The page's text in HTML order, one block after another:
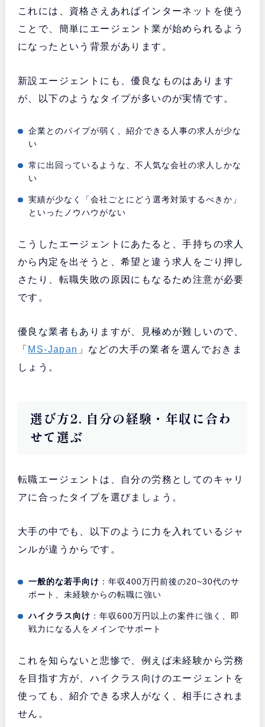
これには、資格さえあればインターネットを使う
ことで、簡単にエージェント業が始められるよう
になったという背景があります。
新設エージェントにも、優良なものはあります
が、以下のようなタイプが多いのが実情です。
企業とのパイプが弱く、紹介できる人事の求人が少な
い
常に出回っているような、不人気な会社の求人しかな
い
実績が少なく「会社ごとにどう選考対策するべきか」
といったノウハウがない
こうしたエージェントにあたると、手持ちの求人
から内定を出そうと、希望と違う求人をごり押し
さたり、転職失敗の原因にもなるため注意が必要
です。
優良な業者もありますが、見極めが難しいので、
「 MS-Japan 」などの大手の業者を選んでおきま
しょう。
選び方2. 自分の経験・年収に合わ
せて選ぶ
転職エージェントは、自分の労務としてのキャリ
アに合ったタイプを選びましょう。
大手の中でも、以下のように力を入れているジャ
ンルが違うからです。
一般的な若手向け ：年収400万円前後の20~30代のサ
ポート、未経験からの転職に強い
ハイクラス向け ：年収600万円以上の案件に強く、即
戦力になる人をメインでサポート
これを知らないと悲惨で、例えば未経験から労務
を目指す方が、ハイクラス向けのエージェントを
使っても、紹介できる求人がなく、相手にされま
せん。